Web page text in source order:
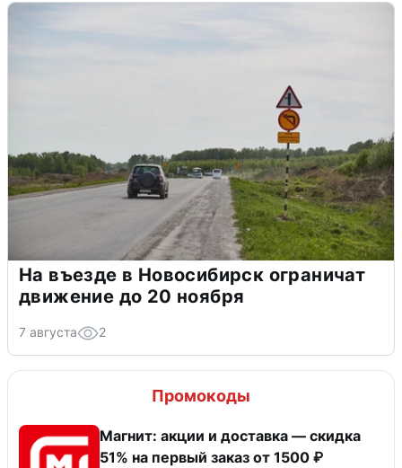
На въезде в Новосибирск ограничат
движение до 20 ноября
7 августа 2
Промокоды
Магнит: акции и доставка — скидка
51% на первый заказ от 1500 ₽